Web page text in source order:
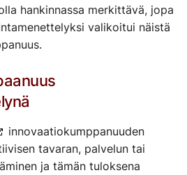
hankinnassa merkittävä, jopa
valikoitui näistä
innovaatiokumppanuuden
tavaran, palvelun tai
ja tämän tuloksena